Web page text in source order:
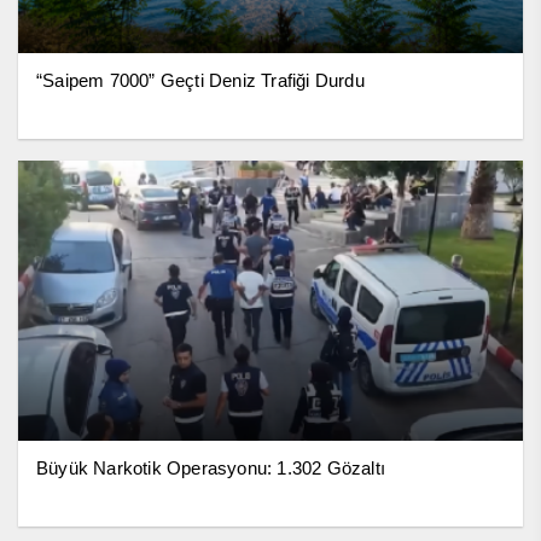
“Saipem 7000” Geçti Deniz Trafiği Durdu
Büyük Narkotik Operasyonu: 1.302 Gözaltı